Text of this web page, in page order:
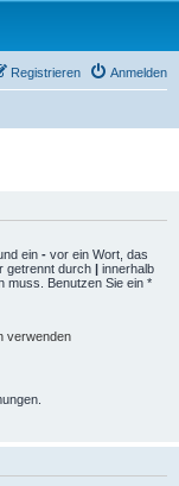
Anmelden
Registrieren
ein - vor ein Wort, das
getrennt durch | innerhalb
muss. Benutzen Sie ein *
verwenden